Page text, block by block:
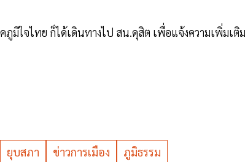
มิใจไทย ก็ได้เดินทางไป สน.ดุสิต เพื่อแจ้งความเพิ่มเติม
ยุบสภา ข่าวการเมือง ภูมิธรรม